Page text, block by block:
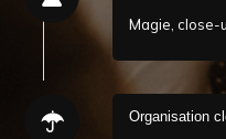
Magie, close-
Organisation